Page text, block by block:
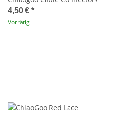
4,50 € *
Vorrätig